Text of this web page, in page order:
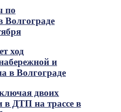
по
Волгограде
ход
и
в Волгограде
двоих
в ДТП на трассе в